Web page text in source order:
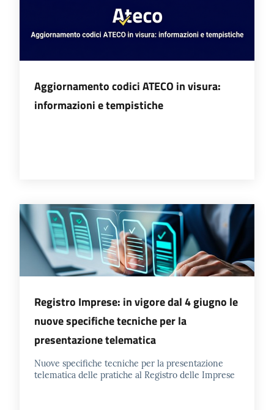
Aggiornamento codici ATECO in visura:
informazioni e tempistiche
Registro Imprese: in vigore dal 4 giugno le
nuove specifiche tecniche per la
presentazione telematica
Nuove specifiche tecniche per la presentazione
telematica delle pratiche al Registro delle Imprese